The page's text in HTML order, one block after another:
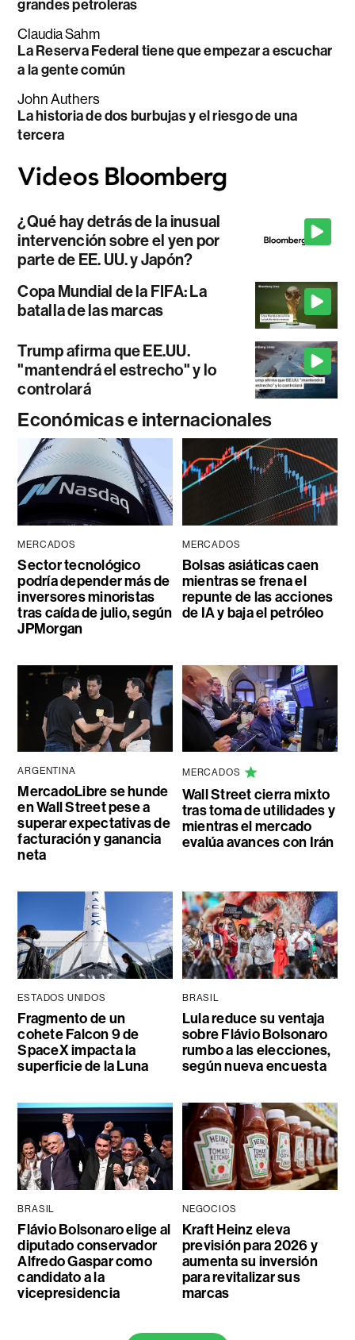
grandes petroleras
Claudia Sahm
La Reserva Federal tiene que empezar a escuchar
a la gente común
John Authers
La historia de dos burbujas y el riesgo de una
tercera
¿Qué hay detrás de la inusual
intervención sobre el yen por
parte de EE. UU. y Japón?
Copa Mundial de la FIFA: La
batalla de las marcas
Trump afirma que EE.UU.
"mantendrá el estrecho" y lo
controlará
Económicas e internacionales
MERCADOS
Sector tecnológico
podría depender más de
inversores minoristas
tras caída de julio, según
JPMorgan
MERCADOS
Bolsas asiáticas caen
mientras se frena el
repunte de las acciones
de IA y baja el petróleo
ARGENTINA
MercadoLibre se hunde
en Wall Street pese a
superar expectativas de
facturación y ganancia
neta
MERCADOS
Wall Street cierra mixto
tras toma de utilidades y
mientras el mercado
evalúa avances con Irán
ESTADOS UNIDOS
Fragmento de un
cohete Falcon 9 de
SpaceX impacta la
superficie de la Luna
BRASIL
Lula reduce su ventaja
sobre Flávio Bolsonaro
rumbo a las elecciones,
según nueva encuesta
BRASIL
Flávio Bolsonaro elige al
diputado conservador
Alfredo Gaspar como
candidato a la
vicepresidencia
NEGOCIOS
Kraft Heinz eleva
previsión para 2026 y
aumenta su inversión
para revitalizar sus
marcas